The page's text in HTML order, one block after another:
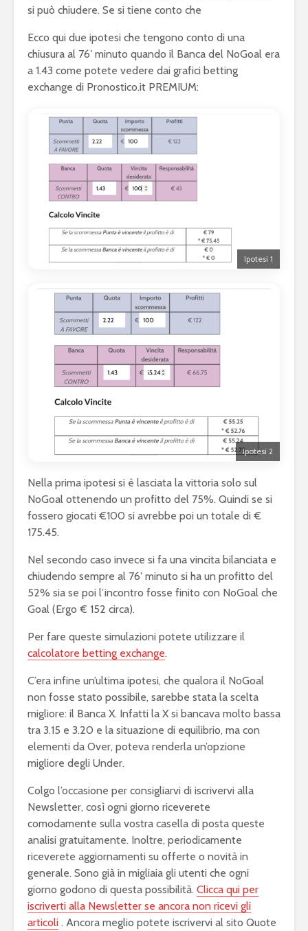
si può chiudere. Se si tiene conto che
Ecco qui due ipotesi che tengono conto di una
chiusura al 76′ minuto quando il Banca del NoGoal era
a 1.43 come potete vedere dai grafici betting
exchange di Pronostico.it PREMIUM:
Ipotesi 1
Ipotesi 2
Nella prima ipotesi si è lasciata la vittoria solo sul
NoGoal ottenendo un profitto del 75%. Quindi se si
fossero giocati €100 si avrebbe poi un totale di €
175.45.
Nel secondo caso invece si fa una vincita bilanciata e
chiudendo sempre al 76′ minuto si ha un profitto del
52% sia se poi l’incontro fosse finito con NoGoal che
Goal (Ergo € 152 circa).
Per fare queste simulazioni potete utilizzare il
calcolatore betting exchange.
C’era infine un’ultima ipotesi, che qualora il NoGoal
non fosse stato possibile, sarebbe stata la scelta
migliore: il Banca X. Infatti la X si bancava molto bassa
tra 3.15 e 3.20 e la situazione di equilibrio, ma con
elementi da Over, poteva renderla un’opzione
migliore degli Under.
Colgo l’occasione per consigliarvi di iscrivervi alla
Newsletter, così ogni giorno riceverete
comodamente sulla vostra casella di posta queste
analisi gratuitamente. Inoltre, periodicamente
riceverete aggiornamenti su offerte o novità in
generale. Sono già in migliaia gli utenti che ogni
giorno godono di questa possibilità. Clicca qui per
iscriverti alla Newsletter se ancora non ricevi gli
articoli . Ancora meglio potete iscrivervi al sito Quote